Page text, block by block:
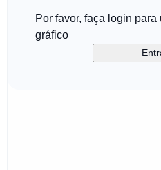
Por favor, faça login
gráfico